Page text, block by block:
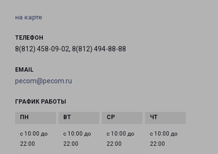
на карте
ТЕЛЕФОН
8(812) 458-09-02, 8(812) 494-88-88
EMAIL
pecom@pecom.ru
ГРАФИК РАБОТЫ
с 10:00 до
22:00
с 10:00 до
22:00
с 10:00 до
22:00
с 10:00 до
22:00